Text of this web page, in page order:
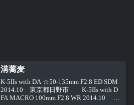
溝蕎麦
K-5IIs with DA ☆50-135mm F2.8 ED SDM
2014.10 東京都日野市 K-5IIs with D
FA MACRO 100mm F2.8 WR 2014.10 東